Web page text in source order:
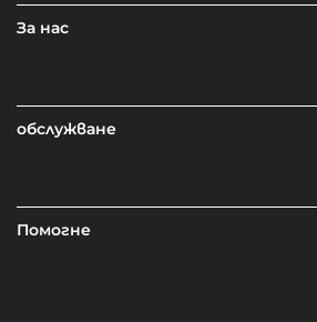
За нас
обслужване
Помогне